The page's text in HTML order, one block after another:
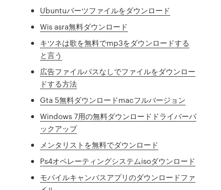
Ubuntuパーツファイルをダウンロード
Wis asra無料ダウンロード
キツネは歌を無料でmp3をダウンロードする
と言う
広告ファイルパスなしでファイルをダウンロー
ドする方法
Gta 5無料ダウンロードmacフルバージョン
Windows 7用の無料ダウンロードドライバーバ
ックアップ
メンタリストを無料でダウンロード
Ps4オペレーティングシステムisoダウンロード
モバイルキャンバスアプリのダウンロードファ